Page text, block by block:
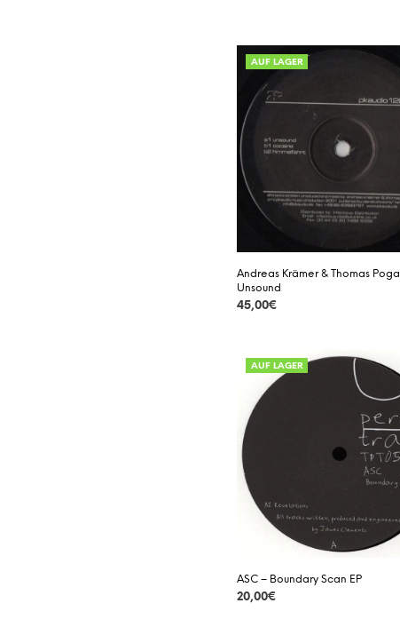
AUF LAGER
Andreas Krämer & Thomas
Unsound
45,00€
AUF LAGER
ASC – Boundary Scan EP
20,00€